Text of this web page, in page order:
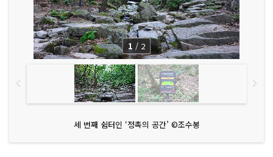
세 번째 쉼터인 ‘정촉의 공간’ ©조수봉
1 / 2